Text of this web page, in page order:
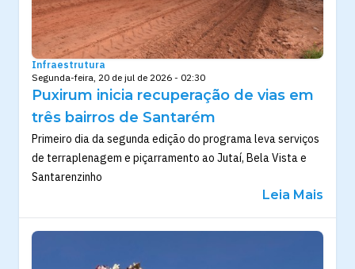
Infraestrutura
Segunda-feira, 20 de jul de 2026 - 02:30
Puxirum inicia recuperação de vias em
três bairros de Santarém
Primeiro dia da segunda edição do programa leva serviços
de terraplenagem e piçarramento ao Jutaí, Bela Vista e
Santarenzinho
Leia Mais